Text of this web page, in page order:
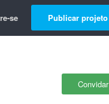
se Publicar projeto
Convidar